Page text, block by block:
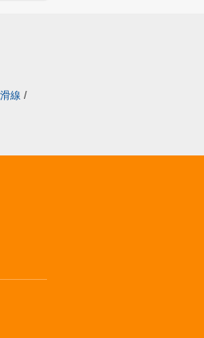
線 /